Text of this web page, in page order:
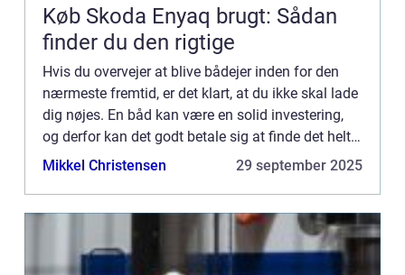
Køb Skoda Enyaq brugt: Sådan
finder du den rigtige
Hvis du overvejer at blive bådejer inden for den
nærmeste fremtid, er det klart, at du ikke skal lade
dig nøjes. En båd kan være en solid investering,
og derfor kan det godt betale sig at finde det helt
rigtige båddesign. Ved at søge online kan du si...
Mikkel Christensen 29 september 2025